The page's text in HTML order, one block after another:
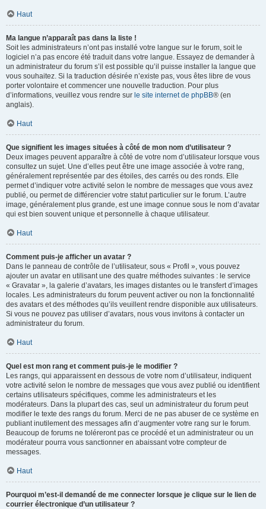
Haut
Ma langue n’apparaît pas dans la liste !
Soit les administrateurs n’ont pas installé votre langue sur le forum, soit le
logiciel n’a pas encore été traduit dans votre langue. Essayez de demander à
un administrateur du forum s’il est possible qu’il puisse installer la langue que
vous souhaitez. Si la traduction désirée n’existe pas, vous êtes libre de vous
porter volontaire et commencer une nouvelle traduction. Pour plus
d’informations, veuillez vous rendre sur le site internet de phpBB® (en
anglais).
Haut
Que signifient les images situées à côté de mon nom d’utilisateur ?
Deux images peuvent apparaître à côté de votre nom d’utilisateur lorsque vous
consultez un sujet. Une d’elles peut être une image associée à votre rang,
généralement représentée par des étoiles, des carrés ou des ronds. Elle
permet d’indiquer votre activité selon le nombre de messages que vous avez
publié, ou permet de différencier votre statut particulier sur le forum. L’autre
image, généralement plus grande, est une image connue sous le nom d’avatar
qui est bien souvent unique et personnelle à chaque utilisateur.
Haut
Comment puis-je afficher un avatar ?
Dans le panneau de contrôle de l’utilisateur, sous « Profil », vous pouvez
ajouter un avatar en utilisant une des quatre méthodes suivantes : le service
« Gravatar », la galerie d’avatars, les images distantes ou le transfert d’images
locales. Les administrateurs du forum peuvent activer ou non la fonctionnalité
des avatars et des méthodes qu’ils veuillent rendre disponible aux utilisateurs.
Si vous ne pouvez pas utiliser d’avatars, nous vous invitons à contacter un
administrateur du forum.
Haut
Quel est mon rang et comment puis-je le modifier ?
Les rangs, qui apparaissent en dessous de votre nom d’utilisateur, indiquent
votre activité selon le nombre de messages que vous avez publié ou identifient
certains utilisateurs spécifiques, comme les administrateurs et les
modérateurs. Dans la plupart des cas, seul un administrateur du forum peut
modifier le texte des rangs du forum. Merci de ne pas abuser de ce système en
publiant inutilement des messages afin d’augmenter votre rang sur le forum.
Beaucoup de forums ne toléreront pas ce procédé et un administrateur ou un
modérateur pourra vous sanctionner en abaissant votre compteur de
messages.
Haut
Pourquoi m’est-il demandé de me connecter lorsque je clique sur le lien de
courrier électronique d’un utilisateur ?